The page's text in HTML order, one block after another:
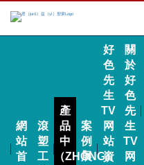
網
站
首
滾
塑
工
產
品
中
（ZHŌNG）
案
例
展
好
色
先
生
TV
网
站
資
關
於
好
色
先
生
TV
网